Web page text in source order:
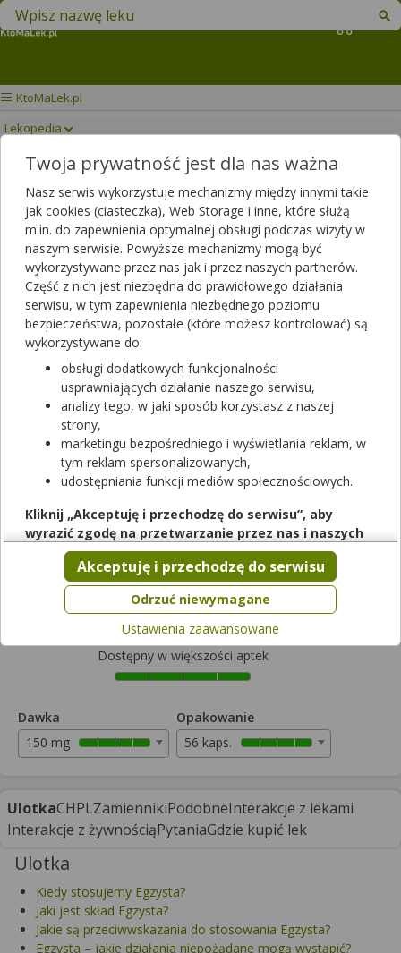
Koszyk
Znajdź lek w swojej okolicy
KtoMaLek.pl
Lekopedia
EGZYSTA Drukuj/Zapisz
Egzysta
kapsułki twarde|150 mg | 56 kaps.
lek na receptę
Rezerwuj
Cena zależna od apteki
Dostępny w większości aptek
Dawka
150 mg
Opakowanie
56 kaps.
UlotkaCHPLZamiennikiPodobneInterakcje z lekami
Interakcje z żywnościąPytaniaGdzie kupić lek
Ulotka
Kiedy stosujemy Egzysta?
Jaki jest skład Egzysta?
Jakie są przeciwwskazania do stosowania Egzysta?
Egzysta – jakie działania niepożądane mogą wystąpić?
Twoja prywatność jest dla nas ważna
Nasz serwis wykorzystuje mechanizmy między innymi takie
jak cookies (ciasteczka), Web Storage i inne, które służą
m.in. do zapewnienia optymalnej obsługi podczas wizyty w
naszym serwisie. Powyższe mechanizmy mogą być
wykorzystywane przez nas jak i przez naszych partnerów.
Część z nich jest niezbędna do prawidłowego działania
serwisu, w tym zapewnienia niezbędnego poziomu
bezpieczeństwa, pozostałe (które możesz kontrolować) są
wykorzystywane do:
obsługi dodatkowych funkcjonalności
usprawniających działanie naszego serwisu,
analizy tego, w jaki sposób korzystasz z naszej
strony,
marketingu bezpośredniego i wyświetlania reklam, w
tym reklam spersonalizowanych,
udostępniania funkcji mediów społecznościowych.
Kliknij „Akceptuję i przechodzę do serwisu”, aby
wyrazić zgodę na przetwarzanie przez nas i naszych
partnerów Twoich danych w powyższych celach.
Pamiętaj, że wyrażenie zgody jest dobrowolne, a wyrażoną
zgodę możesz w każdej chwili cofnąć, możesz też wycofać
zgodę na przetwarzanie Twoich danych tylko w niektórych
celach. Jeżeli chcesz dowiedzieć się więcej lub chcesz
przeprowadzić konfigurację szczegółową, to możesz tego
dokonać za pomocą „Ustawień zaawansowanych”.
zewnętrznych w naszym serwisie znajdziesz w
Serwisu.
Odrzuć niewymagane
Akceptuję i przechodzę do serwisu
Ustawienia zaawansowane